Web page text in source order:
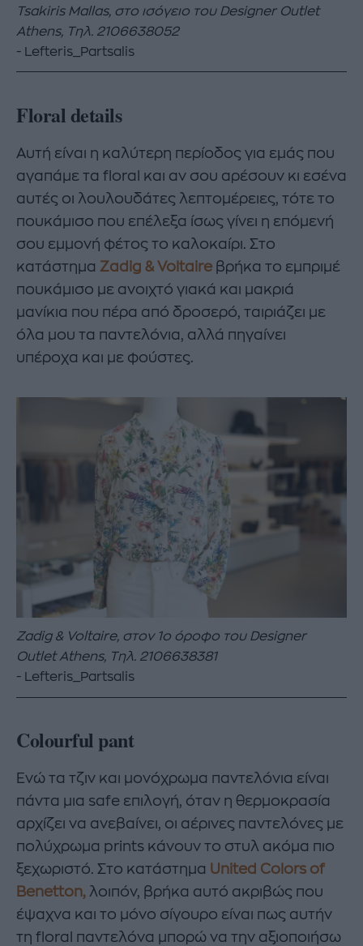
Tsakiris Mallas, στο ισόγειο του Designer Outlet
Athens, Τηλ. 2106638052
Lefteris_Partsalis
Floral details
Αυτή είναι η καλύτερη περίοδος για εμάς που
αγαπάμε τα floral και αν σου αρέσουν κι εσένα
αυτές οι λουλουδάτες λεπτομέρειες, τότε το
πουκάμισο που επέλεξα ίσως γίνει η επόμενή
σου εμμονή φέτος το καλοκαίρι. Στο
κατάστημα Zadig & Voltaire βρήκα το εμπριμέ
πουκάμισο με ανοιχτό γιακά και μακριά
μανίκια που πέρα από δροσερό, ταιριάζει με
όλα μου τα παντελόνια, αλλά πηγαίνει
υπέροχα και με φούστες.
Zadig & Voltaire, στον 1ο όροφο του Designer
Outlet Athens, Τηλ. 2106638381
Lefteris_Partsalis
Colourful pant
Ενώ τα τζιν και μονόχρωμα παντελόνια είναι
πάντα μια safe επιλογή, όταν η θερμοκρασία
αρχίζει να ανεβαίνει, οι αέρινες παντελόνες με
πολύχρωμα prints κάνουν το στυλ ακόμα πιο
ξεχωριστό. Στο κατάστημα United Colors of
Benetton, λοιπόν, βρήκα αυτό ακριβώς που
έψαχνα και το μόνο σίγουρο είναι πως αυτήν
τη floral παντελόνα μπορώ να την αξιοποιήσω